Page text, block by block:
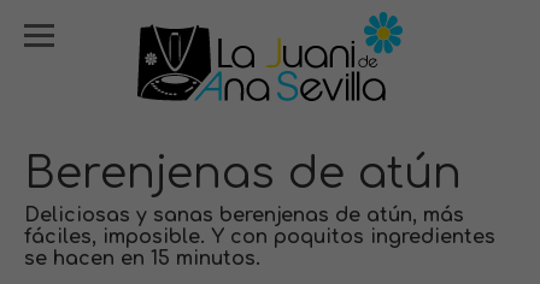
Berenjenas de atún
Deliciosas y sanas berenjenas de atún, más
fáciles, imposible. Y con poquitos ingredientes
se hacen en 15 minutos.